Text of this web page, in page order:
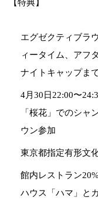
【特典】
エグゼクティブラ
ィータイム、アフ
ナイトキャップま
4月30日22:00〜
「桜花」でのシャ
ウン参加
東京都指定有形文
館内レストラン
ハウス「ハマ」と